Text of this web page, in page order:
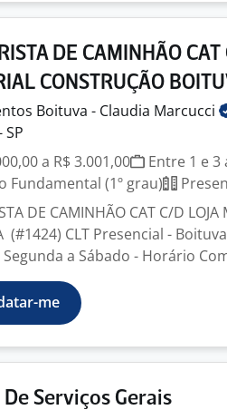
DE CAMINHÃO CAT
CONSTRUÇÃO
Boituva - Claudia Marcucci
SP
a R$ 3.001,00
Entre 1 e 3
Fundamental (1º grau)
DE CAMINHÃO CAT C/D LOJA
(#1424) CLT Presencial -
a Sábado - Horário
me
Serviços Gerais